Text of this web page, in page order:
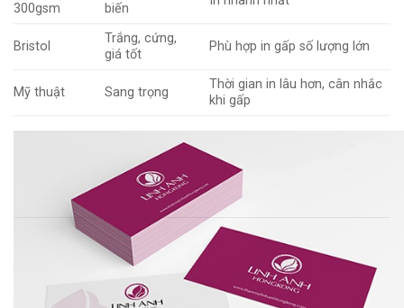
300gsm
biến
Bristol
Trắng, cứng,
giá tốt
Phù hợp in gấp số lượng lớn
Mỹ thuật Sang trọng
Thời gian in lâu hơn, cân nhắc
khi gấp
Cán màng mờ hoặc bónggiúp name card bền đẹp hơn
nhưng có thể cần thêm thời gian. Nếu quá gấp, bạn có thể
chọn in thường, cán sau.
5. Chọn xưởng in uy tín, có hỗ trợ gấp
chọn đúng xưởng in là yếu tố
. Xưởng uy tín sẽ: